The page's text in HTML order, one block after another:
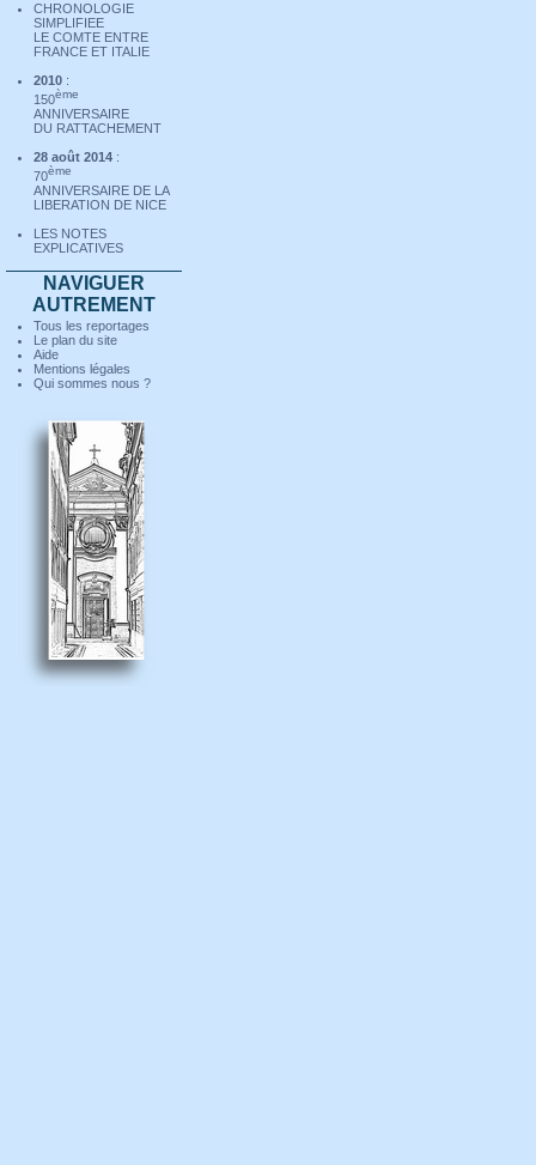
CHRONOLOGIE
SIMPLIFIEE
LE COMTE ENTRE
FRANCE ET ITALIE
2010 :
150ème
ANNIVERSAIRE
DU RATTACHEMENT
28 août 2014 :
70ème
ANNIVERSAIRE DE LA
LIBERATION DE NICE
LES NOTES
EXPLICATIVES
NAVIGUER
AUTREMENT
Tous les reportages
Le plan du site
Aide
Mentions légales
Qui sommes nous ?